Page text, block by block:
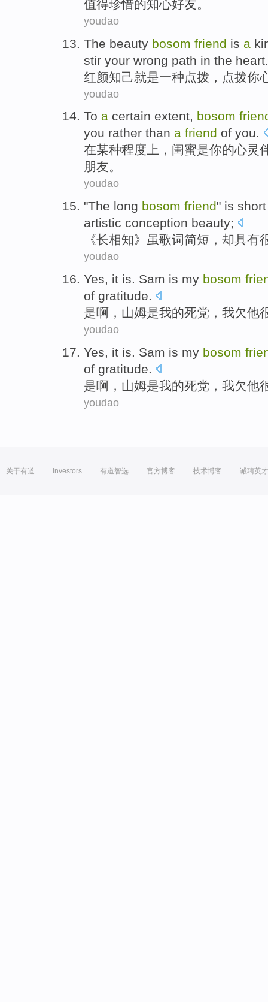
值得珍惜的知心好友。
youdao
The beauty bosom friend is a
stir your wrong path in the heart
红颜知己就是一种点拨 ，点拨你
youdao
To a certain extent, bosom
you rather than a friend of you.
在某种程度上 ， 闺蜜是你的心灵
朋友。
youdao
"The long bosom friend" is short
artistic conception beauty;
《长相知》 虽歌词简短， 却具有
youdao
Yes, it is. Sam is my bosom
of gratitude.
是啊 ， 山姆是我的死党 ， 我欠他
youdao
Yes, it is. Sam is my bosom
of gratitude.
是啊 ， 山姆是我的死党 ， 我欠他
youdao
关于有道 Investors 有道智选 官方博客 技术博客 诚聘英才